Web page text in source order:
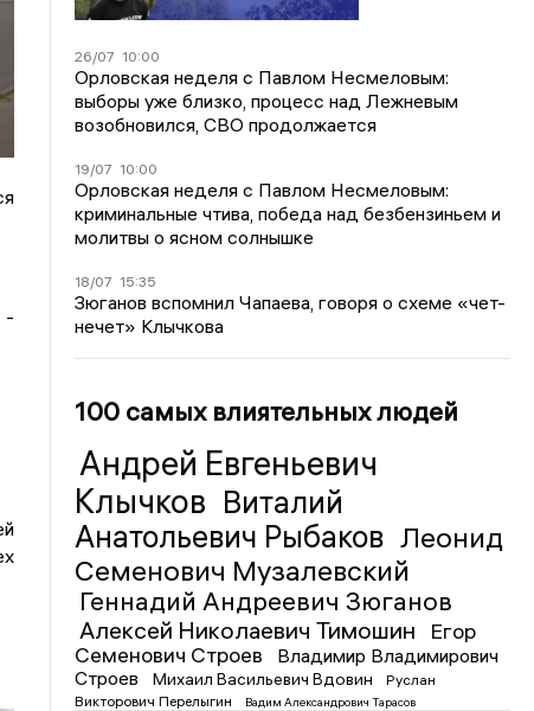
-
26/07 10:00
Орловская неделя с Павлом Несмеловым:
выборы уже близко, процесс над Лежневым
возобновился, СВО продолжается
19/07 10:00
Орловская неделя с Павлом Несмеловым:
криминальные чтива, победа над безбензиньем и
молитвы о ясном солнышке
18/07 15:35
Зюганов вспомнил Чапаева, говоря о схеме «чет-
нечет» Клычкова
100 самых влиятельных людей
Андрей Евгеньевич
Клычков Виталий
Анатольевич Рыбаков Леонид
Семенович Музалевский
Геннадий Андреевич Зюганов
Алексей Николаевич Тимошин
Егор
Семенович Строев
Владимир Владимирович
Строев
Михаил Васильевич Вдовин
Руслан
Викторович Перелыгин
Вадим Александрович Тарасов